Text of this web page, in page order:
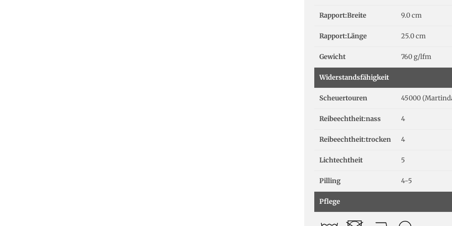
Rapport:Breite 9.0 cm
Rapport:Länge 25.0 cm
Gewicht 760 g/lfm
Widerstandsfähigkeit
Scheuertouren 45000
Reibeechtheit:nass 4
Reibeechtheit:trocken 4
Lichtechtheit 5
Pilling 4-5
Pflege